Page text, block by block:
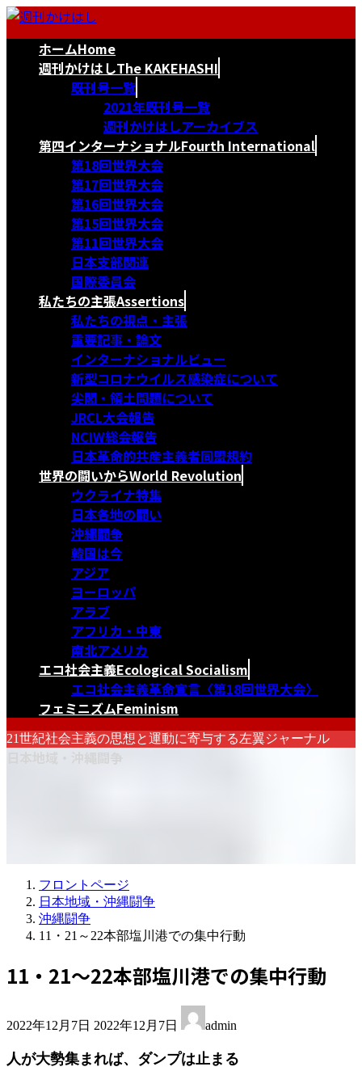
コ
ナ
ホームHome
週刊かけはしThe KAKEHASHI
既刊号一覧
2021年既刊号一覧
週刊かけはしアーカイブス
第四インターナショナルFourth International
第18回世界大会
第17回世界大会
第16回世界大会
第15回世界大会
第11回世界大会
日本支部関連
国際委員会
私たちの主張Assertions
私たちの視点・主張
重要記事・論文
インターナショナルビュー
新型コロナウイルス感染症について
尖閣・領土問題について
JRCL大会報告
NCIW総会報告
日本革命的共産主義者同盟規約
世界の闘いからWorld Revolution
ウクライナ特集
日本各地の闘い
沖縄闘争
韓国は今
アジア
ヨーロッパ
アラブ
アフリカ・中東
南北アメリカ
エコ社会主義Ecological Socialism
エコ社会主義革命宣言〈第18回世界大会〉
フェミニズムFeminism
21世紀社会主義の思想と運動に寄与する左翼ジャーナル
日本地域・沖縄闘争
フロントページ
日本地域・沖縄闘争
沖縄闘争
11・21～22本部塩川港での集中行動
11・21～22本部塩川港での集中行動
2022年12月7日 終
新
2022年12月7日 admin
人が大勢集まれば、ダンプは止まる